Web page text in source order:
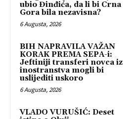
ubio Đinđića, da li bi Crna
Gora bila nezavisna?
6 Augusta, 2026
BIH NAPRAVILA VAŽAN
KORAK PREMA SEPA-i:
Jeftiniji transferi novca iz
inostranstva mogli bi
uslijediti uskoro
6 Augusta, 2026
VLADO VURUŠIĆ: Deset